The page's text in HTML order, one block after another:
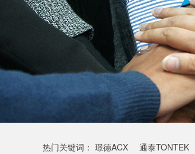
热门关键词： 璟德ACX 通泰TONTEK